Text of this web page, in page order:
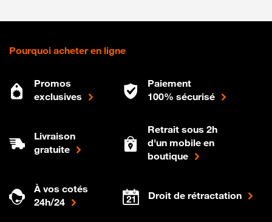
Pourquoi acheter en ligne
Promos
exclusives
Paiement
100% sécurisé
Livraison
gratuite
Retrait sous 2h
d'un mobile en
boutique
À vos cotés
24h/24
Droit de rétractation